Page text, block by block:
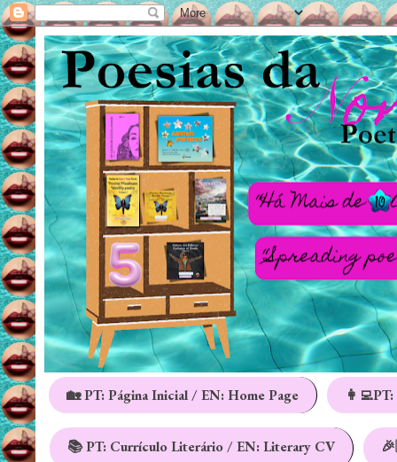
🏡 PT: Página Inicial / EN: Home Page
📚 PT: Currículo Literário / EN: Literary CV